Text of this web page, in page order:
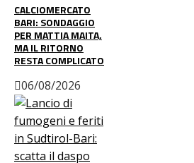
CALCIOMERCATO
BARI: SONDAGGIO
PER MATTIA MAITA,
MA IL RITORNO
RESTA COMPLICATO
06/08/2026